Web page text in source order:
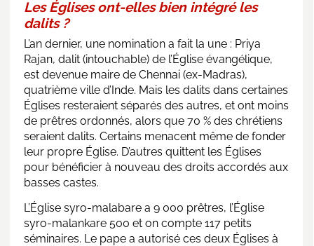
Les Églises ont-elles bien intégré les
dalits ?
L’an dernier, une nomination a fait la une : Priya
Rajan, dalit (intouchable) de l’Église évangélique,
est devenue maire de Chennai (ex-Madras),
quatrième ville d’Inde. Mais les dalits dans certaines
Églises resteraient séparés des autres, et ont moins
de prêtres ordonnés, alors que 70 % des chrétiens
seraient dalits. Certains menacent même de fonder
leur propre Église. D’autres quittent les Églises
pour bénéficier à nouveau des droits accordés aux
basses castes.
L’Église syro-malabare a 9 000 prêtres, l’Église
syro-malankare 500 et on compte 117 petits
séminaires. Le pape a autorisé ces deux Églises à